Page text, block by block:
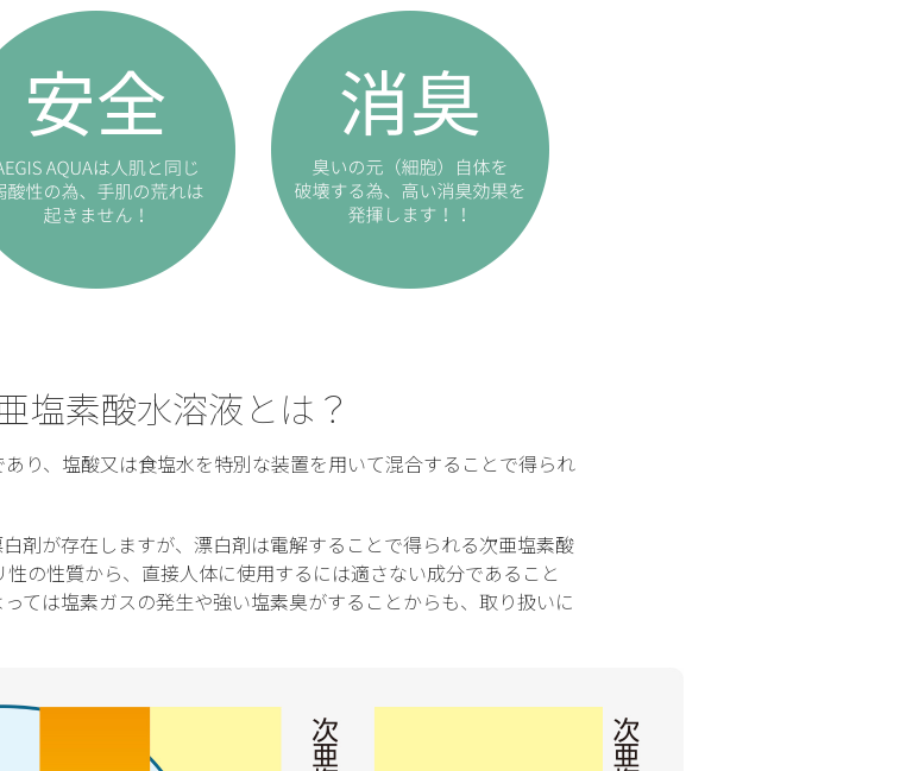
塩素酸水溶液とは？
り、塩酸又は食塩水を特別な装置を用いて混合することで得られ
剤が存在しますが、漂白剤は電解することで得られる次亜塩素酸
の性質から、直接人体に使用するには適さない成分であること
ては塩素ガスの発生や強い塩素臭がすることからも、取り扱いに